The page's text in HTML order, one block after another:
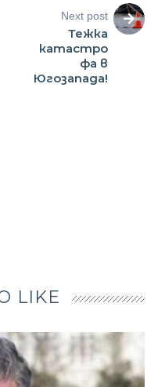
Next post
Тежка
катастро
фа в
Югозапада!
LIKE